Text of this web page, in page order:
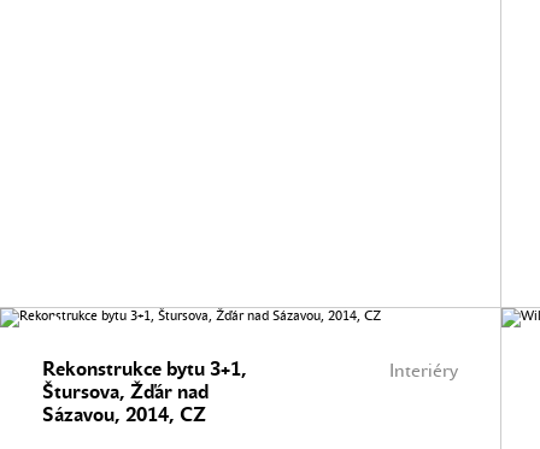
Interiéry
Rekonstrukce bytu 3+1,
Štursova, Žďár nad
Sázavou, 2014, CZ